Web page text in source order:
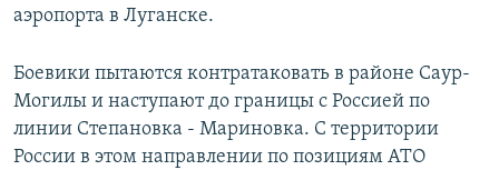
аэропорта в Луганске.
Боевики пытаются контратаковать в районе Саур-
Могилы и наступают до границы с Россией по
линии Степановка - Мариновка. С территории
России в этом направлении по позициям АТО